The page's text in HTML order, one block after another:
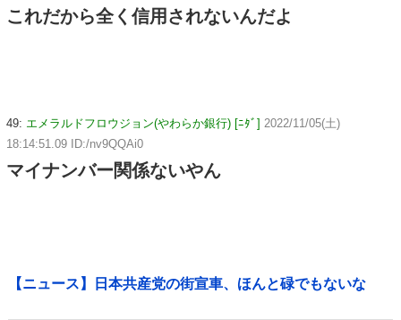
これだから全く信用されないんだよ
49: エメラルドフロウジョン(やわらか銀行) [ﾆﾀﾞ] 2022/11/05(土)
18:14:51.09 ID:/nv9QQAi0
マイナンバー関係ないやん
【ニュース】日本共産党の街宣車、ほんと碌でもないな